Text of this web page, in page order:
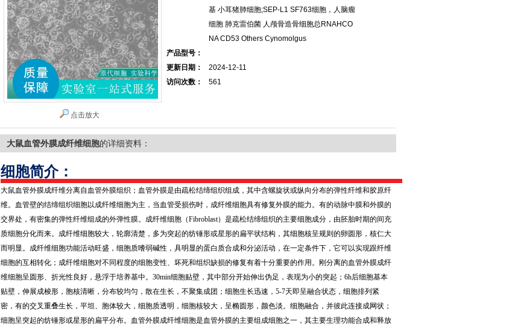
点击放大
基 小耳猪肺细胞;SEP-L1 SF763细胞，人脑瘤
细胞 肺克雷伯菌 人颅骨造骨细胞总RNAHCO
NA CD53 Others Cynomolgus
产品型号：
更新日期：
2024-12-11
访问次数：
561
大鼠血管外膜成纤维细胞的详细资料：
细胞简介：
大鼠血管外膜成纤维分离自血管外膜组织；血管外膜是由疏松结缔组织组成，其中含螺旋状或纵向分布的弹性纤维和胶原纤
维。血管壁的结缔组织细胞以成纤维细胞为主，当血管受损伤时，成纤维细胞具有修复外膜的能力。有的动脉中膜和外膜的
交界处，有密集的弹性纤维组成的外弹性膜。成纤维细胞（Fibroblast）是疏松结缔组织的主要细胞成分，由胚胎时期的间充
质细胞分化而来。成纤维细胞较大，轮廓清楚，多为突起的纺锤形或星形的扁平状结构，其细胞核呈规则的卵圆形，核仁大
而明显。成纤维细胞功能活动旺盛，细胞质嗜弱碱性，具明显的蛋白质合成和分泌活动，在一定条件下，它可以实现跟纤维
细胞的互相转化；成纤维细胞对不同程度的细胞变性、坏死和组织缺损的修复有着十分重要的作用。刚分离的血管外膜成纤
维细胞呈圆形、折光性良好，悬浮于培养基中。 30min细胞贴壁，其中部分开始伸出伪足，表现为小的突起； 6h后细胞基本
贴壁，伸展成梭形，胞核清晰，分布较均匀，散在生长，不聚集成团；细胞生长迅速， 5-7天即呈融合状态，细胞排列紧
密，有的交叉重叠生长，平坦、胞体较大，细胞质透明，细胞核较大，呈椭圆形，颜色淡。细胞融合，并彼此连接成网状；
细胞呈突起的纺锤形或星形的扁平分布。血管外膜成纤维细胞是血管外膜的主要组成细胞之一，其主要生理功能合成和释放